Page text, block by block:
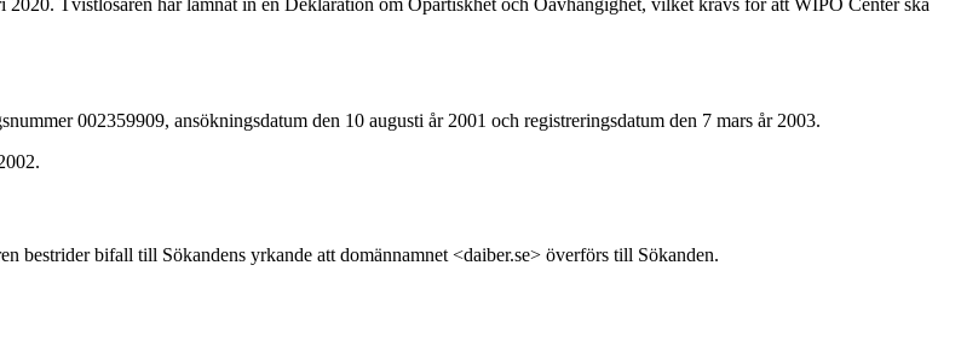
Tvistlösaren har lämnat in en Deklaration om Opartiskhet och Oavhängighet, vilket krävs för att WIPO Center ska
002359909, ansökningsdatum den 10 augusti år 2001 och registreringsdatum den 7 mars år 2003.
bestrider bifall till Sökandens yrkande att domännamnet <daiber.se> överförs till Sökanden.